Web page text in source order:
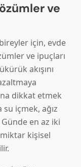
ve
için, evde
ve ipuçları
akışını
dikkat etmek
içmek, ağız
en az iki
kişisel